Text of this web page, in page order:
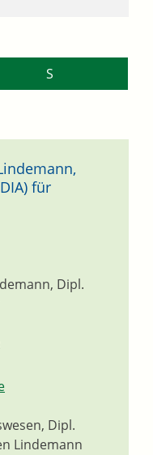
S
für
Dipl.
Dipl.
Lindemann